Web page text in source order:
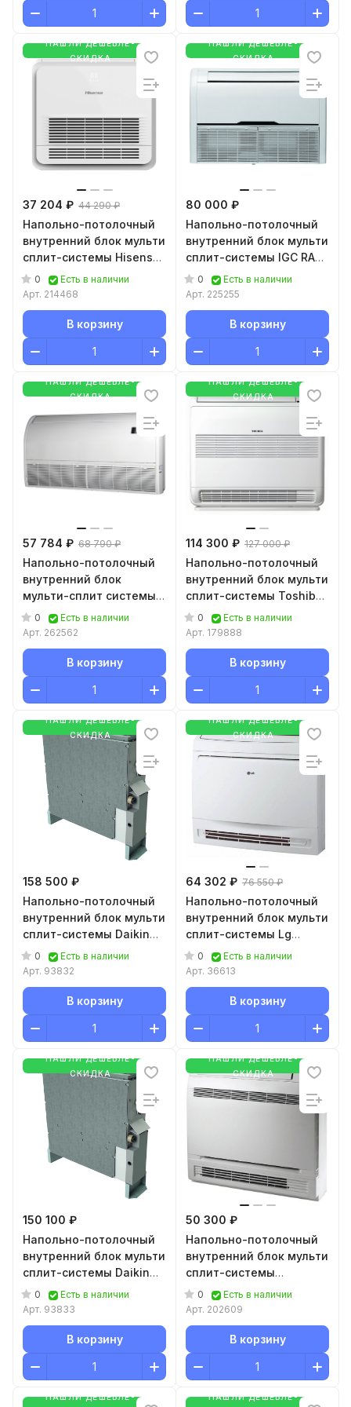
НАШЛИ ДЕШЕВЛЕ-
СКИДКА
37 204 ₽ 44 290 ₽
Напольно-потолочный
внутренний блок мульти
сплит-системы Hisense
Free Match AKT-
09UR4RK8
0
Есть в наличии
Арт. 214468
В корзину
НАШЛИ ДЕШЕВЛЕ-
СКИДКА
80 000 ₽
Напольно-потолочный
внутренний блок мульти
сплит-системы IGC RAF-
X12RH
0
Есть в наличии
Арт. 225255
В корзину
НАШЛИ ДЕШЕВЛЕ-
СКИДКА
57 784 ₽ 68 790 ₽
Напольно-потолочный
внутренний блок
мульти-сплит системы
Hisense Free Match AVT-
24UR4RB8 Wi-Fi
0
Есть в наличии
Арт. 262562
В корзину
НАШЛИ ДЕШЕВЛЕ-
СКИДКА
114 300 ₽ 127 000 ₽
Напольно-потолочный
внутренний блок мульти
сплит-системы Toshiba
RAS-B13J2FVG-E
0
Есть в наличии
Арт. 179888
В корзину
НАШЛИ ДЕШЕВЛЕ-
СКИДКА
158 500 ₽
Напольно-потолочный
внутренний блок мульти
сплит-системы Daikin
FNA25A9
0
Есть в наличии
Арт. 93832
В корзину
НАШЛИ ДЕШЕВЛЕ-
СКИДКА
64 302 ₽ 76 550 ₽
Напольно-потолочный
внутренний блок мульти
сплит-системы Lg
CQ18.NA0R0
0
Есть в наличии
Арт. 36613
В корзину
НАШЛИ ДЕШЕВЛЕ-
СКИДКА
150 100 ₽
Напольно-потолочный
внутренний блок мульти
сплит-системы Daikin
FNA35A9
0
Есть в наличии
Арт. 93833
В корзину
НАШЛИ ДЕШЕВЛЕ-
СКИДКА
50 300 ₽
Напольно-потолочный
внутренний блок мульти
сплит-системы
Electrolux Super Match
ERP R32 EACW/I-12
0
Есть в наличии
Арт. 202609
В корзину
НАШЛИ ДЕШЕВЛЕ-
НАШЛИ ДЕШЕВЛЕ-